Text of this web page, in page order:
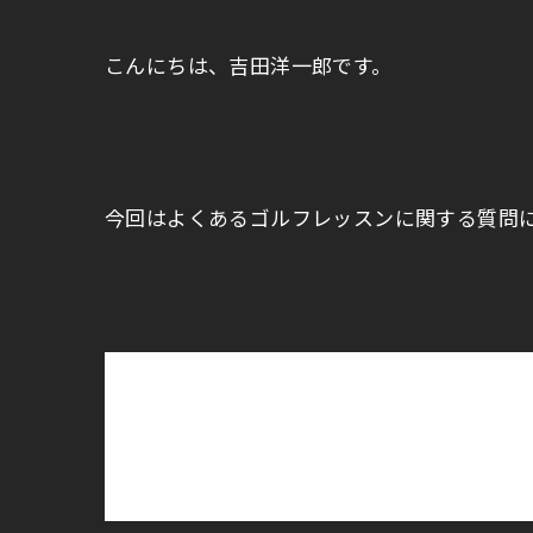
こんにちは、吉田洋一郎です。
今回はよくあるゴルフレッスンに関する質問